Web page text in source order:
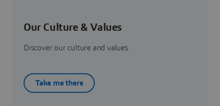
Our Culture & Values
Discover our culture and values.
Take me there